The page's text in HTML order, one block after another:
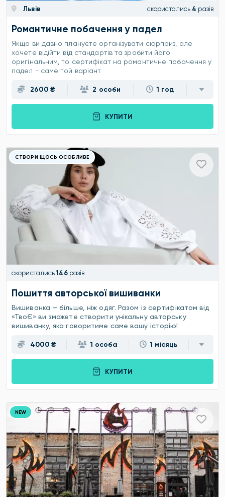
Львів скористались 4 разів
Романтичне побачення у падел
Якщо ви давно плануєте організувати сюрприз, але
хочете відійти від стандартів та зробити його
оригінальним, то сертифікат на романтичне побачення у
падел - саме той варіант
2600 ₴ 2 особи 1 год
КУПИТИ
СТВОРИ ЩОСЬ ОСОБЛИВЕ
скористались 146разів
Пошиття авторської вишиванки
Вишиванка — більше, ніж одяг. Разом із сертифікатом від
«ТвоЄ» ви зможете створити унікальну авторську
вишиванку, яка говоритиме саме вашу історію!
4000 ₴ 1 особа 1 місяць
КУПИТИ
NEW